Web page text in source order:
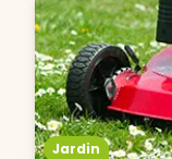
Jardin